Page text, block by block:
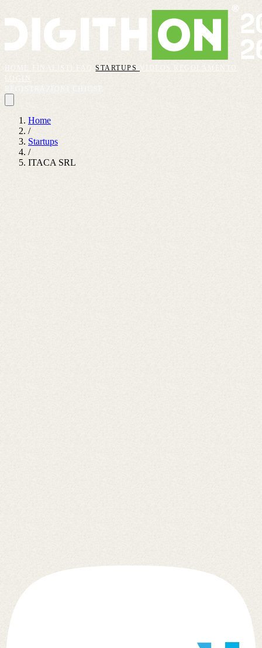
FAQSTARTUPS VIDEOS
REGOLAMENTO
Home
/
Startups
/
ITACA SRL